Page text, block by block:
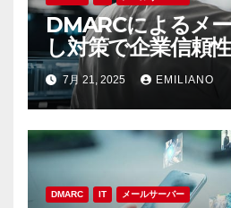
DMARCによるメ
し対策で企業信頼
ティを守る最前線
7月 21, 2025 EMILIANO
DMARC IT メールサーバー